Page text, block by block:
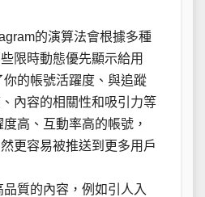
的演算法會根據多種
限時動態優先顯示給用
你的帳號活躍度、與追蹤
內容的相關性和吸引力等
高、互動率高的帳號，
更容易被推送到更多用戶
品質的內容，例如引人入